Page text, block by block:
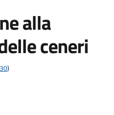
alla
ceneri
)